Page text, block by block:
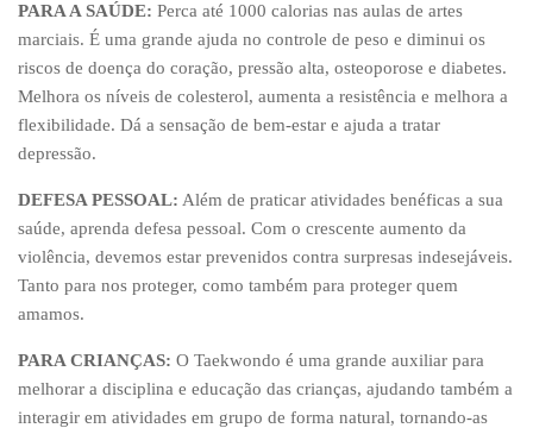
PARA A SAÚDE: Perca até 1000 calorias nas aulas de artes
marciais. É uma grande ajuda no controle de peso e diminui os
riscos de doença do coração, pressão alta, osteoporose e diabetes.
Melhora os níveis de colesterol, aumenta a resistência e melhora a
flexibilidade. Dá a sensação de bem-estar e ajuda a tratar
depressão.
DEFESA PESSOAL: Além de praticar atividades benéficas a sua
saúde, aprenda defesa pessoal. Com o crescente aumento da
violência, devemos estar prevenidos contra surpresas indesejáveis.
Tanto para nos proteger, como também para proteger quem
amamos.
PARA CRIANÇAS: O Taekwondo é uma grande auxiliar para
melhorar a disciplina e educação das crianças, ajudando também a
interagir em atividades em grupo de forma natural, tornando-as